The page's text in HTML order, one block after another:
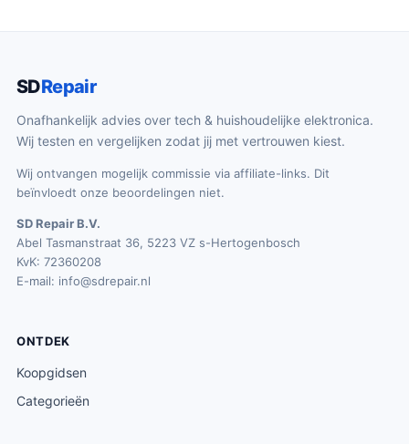
SDRepair
Onafhankelijk advies over tech & huishoudelijke elektronica.
Wij testen en vergelijken zodat jij met vertrouwen kiest.
Wij ontvangen mogelijk commissie via affiliate-links. Dit
beïnvloedt onze beoordelingen niet.
SD Repair B.V.
Abel Tasmanstraat 36, 5223 VZ s-Hertogenbosch
KvK: 72360208
E-mail: info@sdrepair.nl
ONTDEK
Koopgidsen
Categorieën